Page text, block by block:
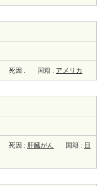
死因 : 国籍 : アメリカ
死因 : 肝臓がん 国籍 : 日